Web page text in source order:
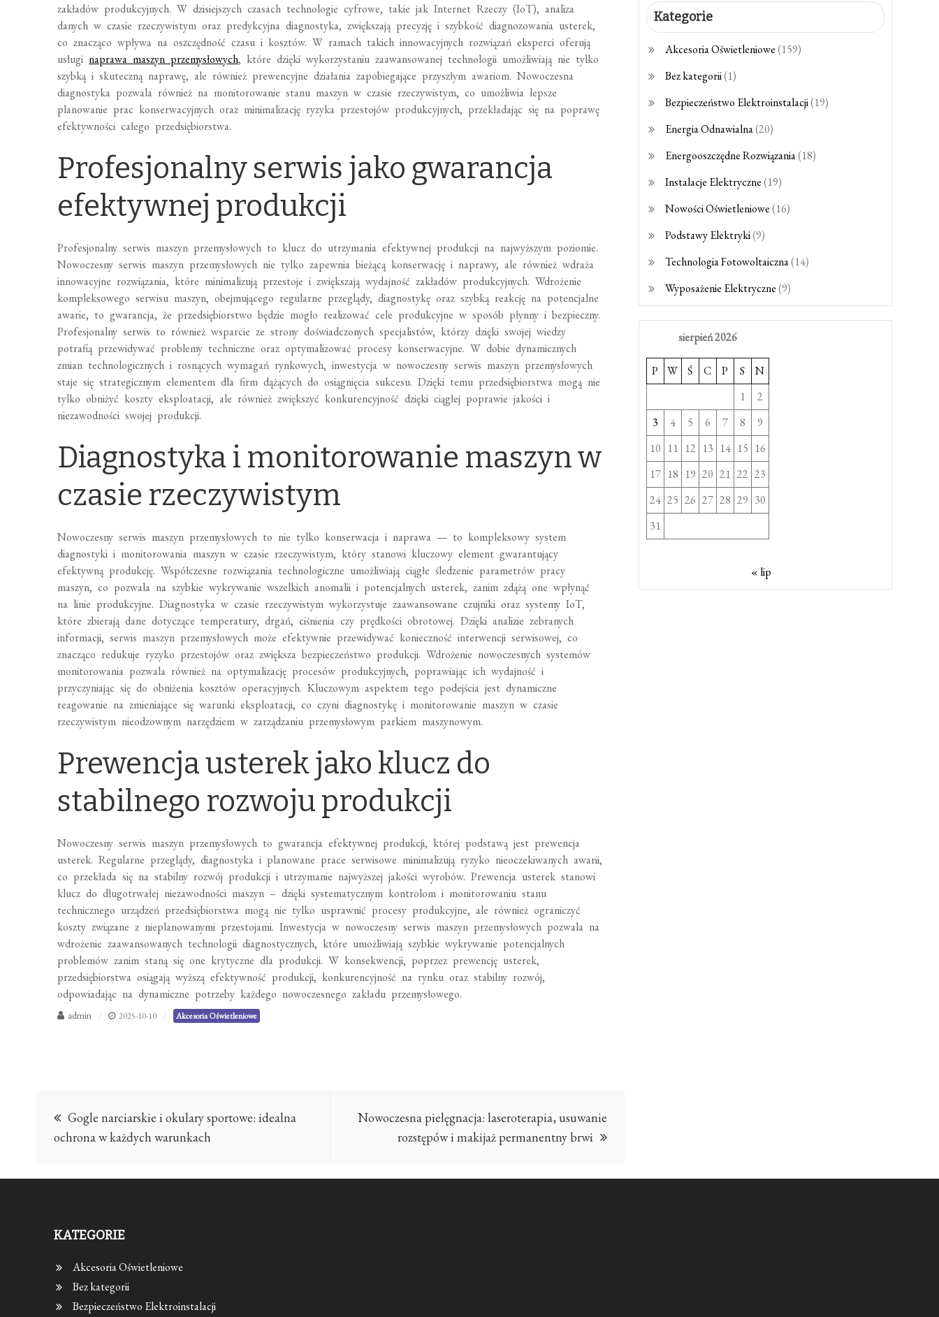
zakładów produkcyjnych. W dzisiejszych czasach technologie cyfrowe, takie jak Internet Rzeczy (IoT), analiza
danych w czasie rzeczywistym oraz predykcyjna diagnostyka, zwiększają precyzję i szybkość diagnozowania usterek,
co znacząco wpływa na oszczędność czasu i kosztów. W ramach takich innowacyjnych rozwiązań eksperci oferują
usługinaprawa maszyn przemysłowych, które dzięki wykorzystaniu zaawansowanej technologii umożliwiają nie tylko
szybką i skuteczną naprawę, ale również prewencyjne działania zapobiegające przyszłym awariom. Nowoczesna
diagnostyka pozwala również na monitorowanie stanu maszyn w czasie rzeczywistym, co umożliwia lepsze
planowanie prac konserwacyjnych oraz minimalizację ryzyka przestojów produkcyjnych, przekładając się na poprawę
efektywności całego przedsiębiorstwa.
Profesjonalny serwis jako gwarancja
efektywnej produkcji
Profesjonalny serwis maszyn przemysłowych to klucz do utrzymania efektywnej produkcji na najwyższym poziomie.
Nowoczesny serwis maszyn przemysłowych nie tylko zapewnia bieżącą konserwację i naprawy, ale również wdraża
innowacyjne rozwiązania, które minimalizują przestoje i zwiększają wydajność zakładów produkcyjnych. Wdrożenie
kompleksowego serwisu maszyn, obejmującego regularne przeglądy, diagnostykę oraz szybką reakcję na potencjalne
awarie, to gwarancja, że przedsiębiorstwo będzie mogło realizować cele produkcyjne w sposób płynny i bezpieczny.
Profesjonalny serwis to również wsparcie ze strony doświadczonych specjalistów, którzy dzięki swojej wiedzy
potrafią przewidywać problemy techniczne oraz optymalizować procesy konserwacyjne. W dobie dynamicznych
zmian technologicznych i rosnących wymagań rynkowych, inwestycja w nowoczesny serwis maszyn przemysłowych
staje się strategicznym elementem dla firm dążących do osiągnięcia sukcesu. Dzięki temu przedsiębiorstwa mogą nie
tylko obniżyć koszty eksploatacji, ale również zwiększyć konkurencyjność dzięki ciągłej poprawie jakości i
niezawodności swojej produkcji.
Diagnostyka i monitorowanie maszyn w
czasie rzeczywistym
Nowoczesny serwis maszyn przemysłowych to nie tylko konserwacja i naprawa — to kompleksowy system
diagnostyki i monitorowania maszyn w czasie rzeczywistym, który stanowi kluczowy element gwarantujący
efektywną produkcję. Współczesne rozwiązania technologiczne umożliwiają ciągłe śledzenie parametrów pracy
maszyn, co pozwala na szybkie wykrywanie wszelkich anomalii i potencjalnych usterek, zanim zdążą one wpłynąć
na linie produkcyjne. Diagnostyka w czasie rzeczywistym wykorzystuje zaawansowane czujniki oraz systemy IoT,
które zbierają dane dotyczące temperatury, drgań, ciśnienia czy prędkości obrotowej. Dzięki analizie zebranych
informacji, serwis maszyn przemysłowych może efektywnie przewidywać konieczność interwencji serwisowej, co
znacząco redukuje ryzyko przestojów oraz zwiększa bezpieczeństwo produkcji. Wdrożenie nowoczesnych systemów
monitorowania pozwala również na optymalizację procesów produkcyjnych, poprawiając ich wydajność i
przyczyniając się do obniżenia kosztów operacyjnych. Kluczowym aspektem tego podejścia jest dynamiczne
reagowanie na zmieniające się warunki eksploatacji, co czyni diagnostykę i monitorowanie maszyn w czasie
rzeczywistym nieodzownym narzędziem w zarządzaniu przemysłowym parkiem maszynowym.
Prewencja usterek jako klucz do
stabilnego rozwoju produkcji
Nowoczesny serwis maszyn przemysłowych to gwarancja efektywnej produkcji, której podstawą jest prewencja
usterek. Regularne przeglądy, diagnostyka i planowane prace serwisowe minimalizują ryzyko nieoczekiwanych awarii,
co przekłada się na stabilny rozwój produkcji i utrzymanie najwyższej jakości wyrobów. Prewencja usterek stanowi
klucz do długotrwałej niezawodności maszyn – dzięki systematycznym kontrolom i monitorowaniu stanu
technicznego urządzeń przedsiębiorstwa mogą nie tylko usprawnić procesy produkcyjne, ale również ograniczyć
koszty związane z nieplanowanymi przestojami. Inwestycja w nowoczesny serwis maszyn przemysłowych pozwala na
wdrożenie zaawansowanych technologii diagnostycznych, które umożliwiają szybkie wykrywanie potencjalnych
problemów zanim staną się one krytyczne dla produkcji. W konsekwencji, poprzez prewencję usterek,
przedsiębiorstwa osiągają wyższą efektywność produkcji, konkurencyjność na rynku oraz stabilny rozwój,
odpowiadając na dynamiczne potrzeby każdego nowoczesnego zakładu przemysłowego.
admin 2025-10-10 Akcesoria Oświetleniowe
Nawigacja
wpisu
Gogle narciarskie i okulary sportowe: idealna
ochrona w każdych warunkach
Nowoczesna pielęgnacja: laseroterapia, usuwanie
rozstępów i makijaż permanentny brwi
Kategorie
Akcesoria Oświetleniowe(159)
Bez kategorii(1)
Bezpieczeństwo Elektroinstalacji(19)
Energia Odnawialna(20)
Energooszczędne Rozwiązania(18)
Instalacje Elektryczne(19)
Nowości Oświetleniowe(16)
Podstawy Elektryki(9)
Technologia Fotowoltaiczna(14)
Wyposażenie Elektryczne(9)
sierpień 2026
P W Ś C P S
N
1
2
3
4 5 6 7 8
9
10 11 12 13 14 15 16
17 18 19 20 21 22 23
24 25 26 27 28 29 30
31
« lip
KATEGORIE
Akcesoria Oświetleniowe
Bez kategorii
Bezpieczeństwo Elektroinstalacji